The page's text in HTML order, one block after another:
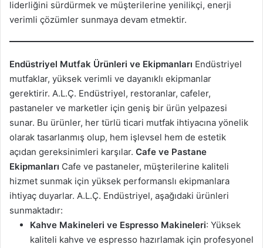
liderliğini sürdürmek ve müşterilerine yenilikçi, enerji
verimli çözümler sunmaya devam etmektir.
Endüstriyel Mutfak Ürünleri ve Ekipmanları Endüstriyel
mutfaklar, yüksek verimli ve dayanıklı ekipmanlar
gerektirir. A.L.Ç. Endüstriyel, restoranlar, cafeler,
pastaneler ve marketler için geniş bir ürün yelpazesi
sunar. Bu ürünler, her türlü ticari mutfak ihtiyacına yönelik
olarak tasarlanmış olup, hem işlevsel hem de estetik
açıdan gereksinimleri karşılar. Cafe ve Pastane
Ekipmanları Cafe ve pastaneler, müşterilerine kaliteli
hizmet sunmak için yüksek performanslı ekipmanlara
ihtiyaç duyarlar. A.L.Ç. Endüstriyel, aşağıdaki ürünleri
sunmaktadır:
Kahve Makineleri ve Espresso Makineleri: Yüksek
kaliteli kahve ve espresso hazırlamak için profesyonel